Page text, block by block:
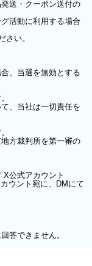
送・クーポン送付の
活動に利用する場合
さい。
、当選を無効とする
、当社は一切責任を
方裁判所を第一審の
公式アカウント
ウント宛に、DMにて
答できません。